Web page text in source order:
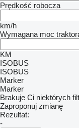
Prędkość robocza
km/h
Wymagana moc
KM
ISOBUS
ISOBUS
Marker
Marker
Brakuje Ci niektórych
Zaproponuj zmianę
Rezultat:
-